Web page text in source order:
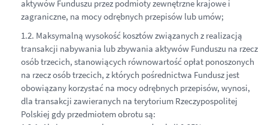
aktywów Funduszu przez podmioty zewnętrzne krajowe i
zagraniczne, na mocy odrębnych przepisów lub umów;
1.2. Maksymalną wysokość kosztów związanych z realizacją
transakcji nabywania lub zbywania aktywów Funduszu na rzecz
osób trzecich, stanowiących równowartość opłat ponoszonych
na rzecz osób trzecich, z których pośrednictwa Fundusz jest
obowiązany korzystać na mocy odrębnych przepisów, wynosi,
dla transakcji zawieranych na terytorium Rzeczypospolitej
Polskiej gdy przedmiotem obrotu są: